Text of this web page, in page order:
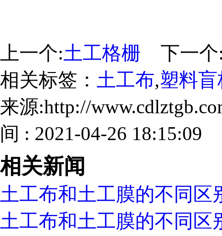
上一个:土工格栅 下一个
相关标签： 土工布,塑料
来源:http://
间 : 2021-04-26 18:15:09
相关新闻
土工布和土工膜的不同区
土工布和土工膜的不同区